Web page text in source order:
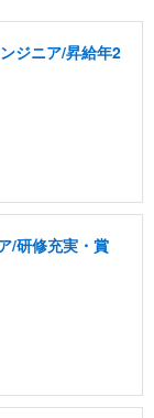
ジニア/昇給年2
/研修充実・賞